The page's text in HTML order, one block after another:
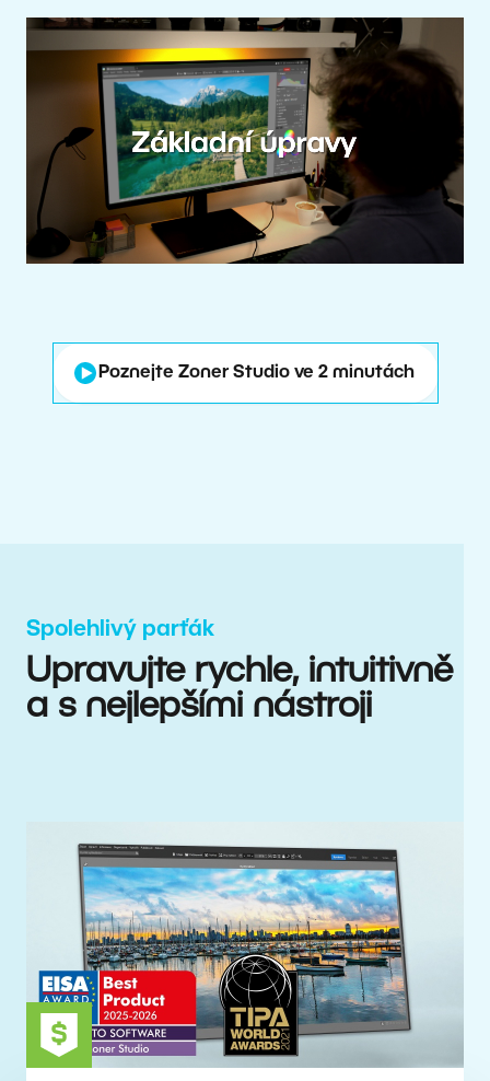
Poznejte Zoner Studio ve 2 minutách
Spolehlivý parťák
Upravujte rychle, intuitivně
a s nejlepšími nástroji